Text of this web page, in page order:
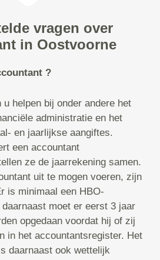
vragen over
in Oostvoorne
?
u helpen bij onder andere het
administratie en het
en jaarlijkse aangiftes.
een accountant
ze de jaarrekening samen.
uit te mogen voeren, zijn
is minimaal een HBO-
moet er eerst 3 jaar
opgedaan voordat hij of zij
in het accountantsregister. Het
daarnaast ook wettelijk